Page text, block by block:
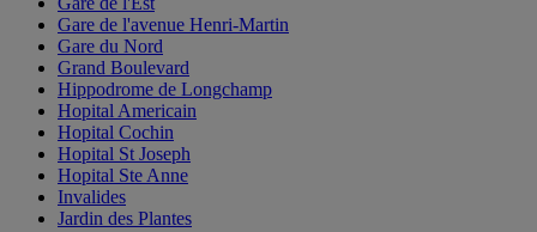
Gare de l'avenue Henri-Martin
Gare du Nord
Grand Boulevard
Hippodrome de Longchamp
Hopital Americain
Hopital Cochin
Hopital St Joseph
Hopital Ste Anne
Invalides
Jardin des Plantes